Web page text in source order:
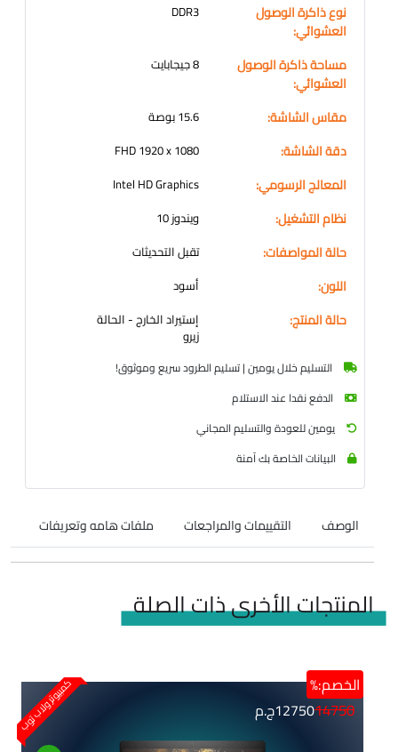
نوع ذاكرة الوصول
العشوائي:
DDR3
مساحة ذاكرة الوصول
العشوائي:
8 جيجابايت
مقاس الشاشة: 15.6 بوصة
دقة الشاشة: FHD 1920 x 1080
المعالج الرسومي: Intel HD Graphics
نظام التشغيل: ويندوز 10
حالة المواصفات: تقبل التحديثات
اللون: أسود
حالة المنتج: إستيراد الخارج - الحالة
زيرو
التسليم خلال يومين | تسليم الطرود سريع وموثوق!
الدفع نقدا عند الاستلام
يومين للعودة والتسليم المجاني
البيانات الخاصة بك آمنة
الوصف التقييمات والمراجعات ملفات هامه وتعريفات
المنتجات الأخرى ذات الصلة
كمبيوتر ولاب توب الخصم:%
14750
12750ج.م